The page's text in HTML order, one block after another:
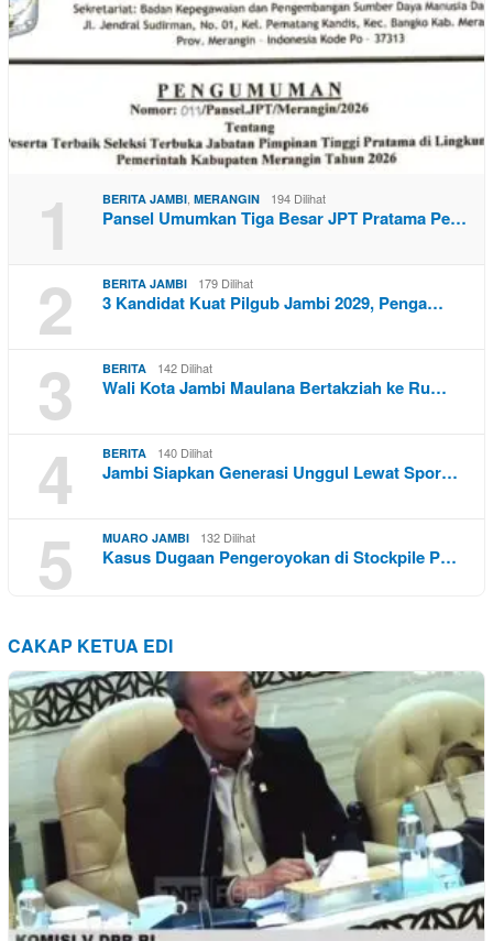
1 BERITA JAMBI MERANGIN 194 Dilihat
Pansel Umumkan Tiga Besar JPT Pratama Pe…
2 BERITA JAMBI 179 Dilihat
3 Kandidat Kuat Pilgub Jambi 2029, Penga…
3 BERITA 142 Dilihat
Wali Kota Jambi Maulana Bertakziah ke Ru…
4 BERITA 140 Dilihat
Jambi Siapkan Generasi Unggul Lewat Spor…
5 MUARO JAMBI 132 Dilihat
Kasus Dugaan Pengeroyokan di Stockpile P…
CAKAP KETUA EDI